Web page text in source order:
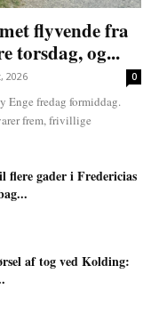
flyvende fra
torsdag, og...
2026 0
Enge fredag formiddag.
frem, frivillige
flere gader i Fredericias
af tog ved Kolding: